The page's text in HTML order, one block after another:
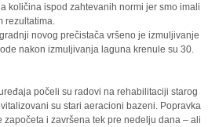
količina ispod zahtevanih normi jer smo imali
rezultatima.
novog prečistača vršeno je izmuljivanje
nakon izmuljivanja laguna krenule su 30.
počeli su radovi na rehabilitaciji starog
su stari aeracioni bazeni. Popravka
i završena tek pre nedelju dana – ali